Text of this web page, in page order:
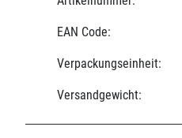
EAN Code:
Verpackungseinheit:
Versandgewicht: